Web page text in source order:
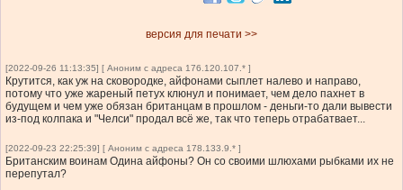
версия для печати >>
[2022-09-26 11:13:35] [ Аноним с адреса 176.120.107.* ]
Крутится, как уж на сковородке, айфонами сыплет налево и направо,
потому что уже жареный петух клюнул и понимает, чем дело пахнет в
будущем и чем уже обязан британцам в прошлом - деньги-то дали вывести
из-под колпака и "Челси" продал всё же, так что теперь отрабатвает...
[2022-09-23 22:25:39] [ Аноним с адреса 178.133.9.* ]
Британским воинам Одина айфоны? Он со своими шлюхами рыбками их не
перепутал?